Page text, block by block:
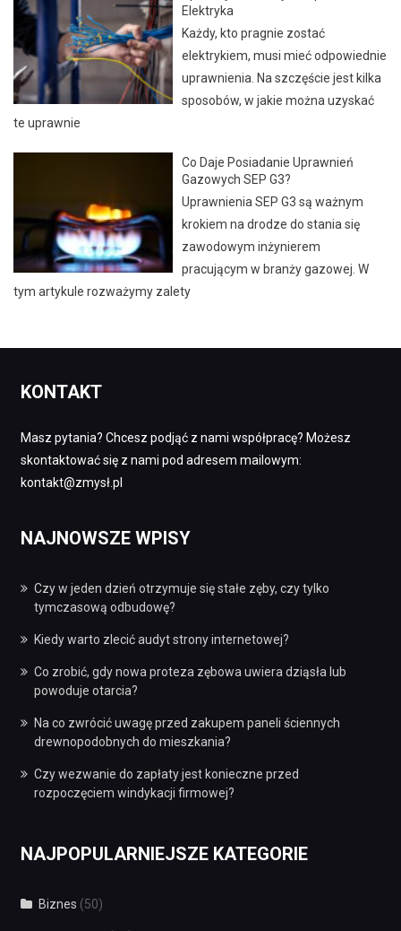
Elektryka
Każdy, kto pragnie zostać
elektrykiem, musi mieć odpowiednie
uprawnienia. Na szczęście jest kilka
sposobów, w jakie można uzyskać
te uprawnie
Co Daje Posiadanie Uprawnień
Gazowych SEP G3?
Uprawnienia SEP G3 są ważnym
krokiem na drodze do stania się
zawodowym inżynierem
pracującym w branży gazowej. W
tym artykule rozważymy zalety
KONTAKT
Masz pytania? Chcesz podjąć z nami współpracę? Możesz
skontaktować się z nami pod adresem mailowym:
kontakt@zmysł.pl
NAJNOWSZE WPISY
Czy w jeden dzień otrzymuje się stałe zęby, czy tylko
tymczasową odbudowę?
Kiedy warto zlecić audyt strony internetowej?
Co zrobić, gdy nowa proteza zębowa uwiera dziąsła lub
powoduje otarcia?
Na co zwrócić uwagę przed zakupem paneli ściennych
drewnopodobnych do mieszkania?
Czy wezwanie do zapłaty jest konieczne przed
rozpoczęciem windykacji firmowej?
NAJPOPULARNIEJSZE KATEGORIE
Biznes (50)